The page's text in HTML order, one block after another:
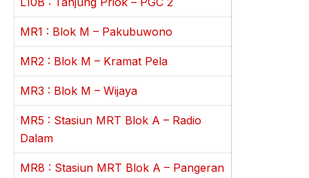
MR1 : Blok M – Pakubuwono
MR2 : Blok M – Kramat Pela
MR3 : Blok M – Wijaya
MR5 : Stasiun MRT Blok A – Radio
Dalam
MR8 : Stasiun MRT Blok A – Pangeran